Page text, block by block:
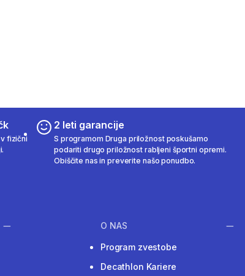
fizični
2 leti garancije
S programom Druga priložnost poskušamo
podariti drugo priložnost rabljeni športni opremi.
Obiščite nas in preverite našo ponudbo.
O NAS
Program zvestobe
Decathlon Kariere